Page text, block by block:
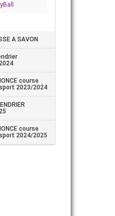
A SAVON
course
2023/2024
course
2024/2025